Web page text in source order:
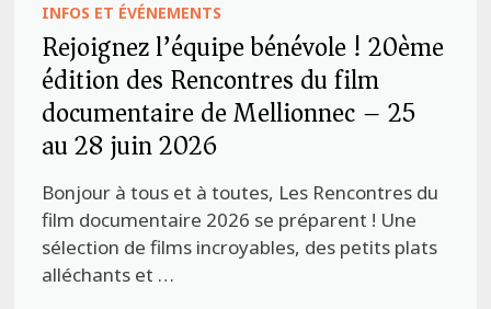
INFOS ET ÉVÉNEMENTS
Rejoignez l’équipe bénévole ! 20ème
édition des Rencontres du film
documentaire de Mellionnec – 25
au 28 juin 2026
Bonjour à tous et à toutes, Les Rencontres du
film documentaire 2026 se préparent ! Une
sélection de films incroyables, des petits plats
alléchants et …